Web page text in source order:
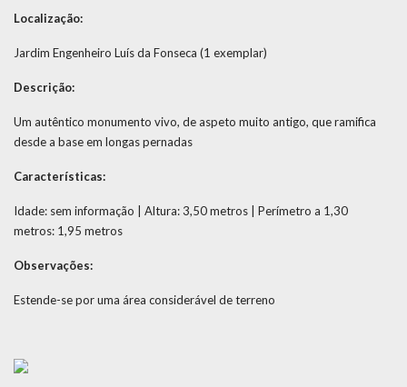
Localização:
Jardim Engenheiro Luís da Fonseca (1 exemplar)
Descrição:
Um autêntico monumento vivo, de aspeto muito antigo, que ramifica
desde a base em longas pernadas
Características:
Idade: sem informação | Altura: 3,50 metros | Perímetro a 1,30
metros: 1,95 metros
Observações:
Estende-se por uma área considerável de terreno